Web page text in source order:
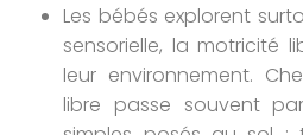
Les bébés explorent
sensorielle, la motricité
leur environnement.
libre passe souvent